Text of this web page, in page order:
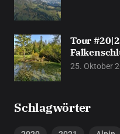
Tour
25. Oktober
Schlagwörter